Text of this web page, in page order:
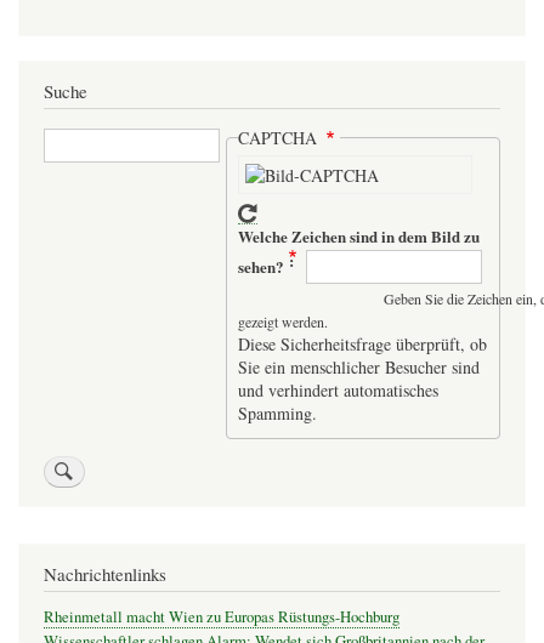
Suche
Suche CAPTCHA
Welche Zeichen sind in dem Bild zu
sehen?
Geben Sie die Zeichen
gezeigt werden.
Diese Sicherheitsfrage überprüft, ob
Sie ein menschlicher Besucher sind
und verhindert automatisches
Spamming.
Nachrichtenlinks
Rheinmetall macht Wien zu Europas Rüstungs-Hochburg